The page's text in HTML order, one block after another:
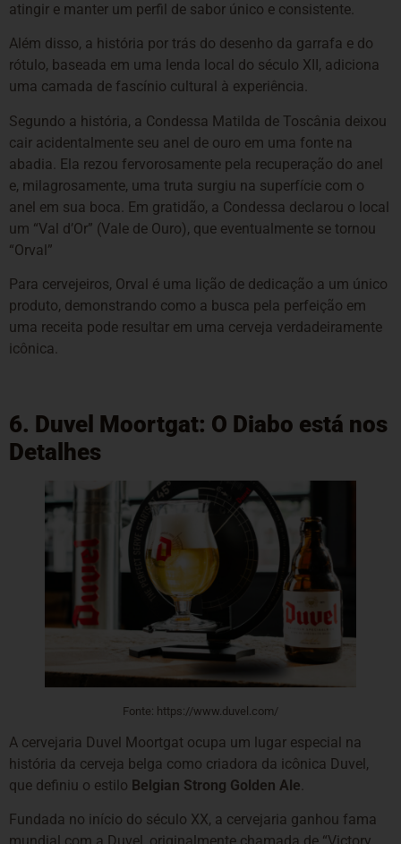
atingir e manter um perfil de sabor único e consistente.
Além disso, a história por trás do desenho da garrafa e do
rótulo, baseada em uma lenda local do século XII, adiciona
uma camada de fascínio cultural à experiência.
Segundo a história, a Condessa Matilda de Toscânia deixou
cair acidentalmente seu anel de ouro em uma fonte na
abadia. Ela rezou fervorosamente pela recuperação do anel
e, milagrosamente, uma truta surgiu na superfície com o
anel em sua boca. Em gratidão, a Condessa declarou o local
um “Val d’Or” (Vale de Ouro), que eventualmente se tornou
“Orval”
Para cervejeiros, Orval é uma lição de dedicação a um único
produto, demonstrando como a busca pela perfeição em
uma receita pode resultar em uma cerveja verdadeiramente
icônica.
6. Duvel Moortgat: O Diabo está nos
Detalhes
Fonte: https://www.duvel.com/
A cervejaria Duvel Moortgat ocupa um lugar especial na
história da cerveja belga como criadora da icônica Duvel,
que definiu o estilo Belgian Strong Golden Ale.
Fundada no início do século XX, a cervejaria ganhou fama